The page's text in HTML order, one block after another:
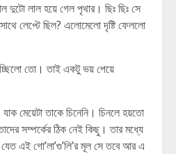
দুটো লাল হয়ে গেল পৃথার। ছিঃ ছিঃ সে
লেপ্টে ছিল? এলোমেলো দৃষ্টি ফেললো
তো। তাই একটু ভয় পেয়ে
মেয়েটা তাকে চিনেনি। চিনলে হয়তো
সম্পর্কের ঠিক নেই কিছু। তার মধ্যে
এই গো’লা’গু’লি’র মূল সে তবে আর এ